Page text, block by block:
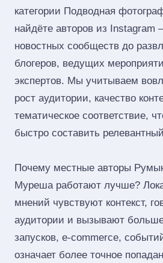
категории Подводная
найдёте авторов из Instagram
новостных сообществ до
блогеров, ведущих
экспертов. Мы учитываем
рост аудитории, качество
тематическое соответствие,
быстро составить
Почему местные авторы
Муреша работают лучше?
мнений чувствуют контекст,
аудитории и вызывают
запусков, e‑commerce,
означает более точное